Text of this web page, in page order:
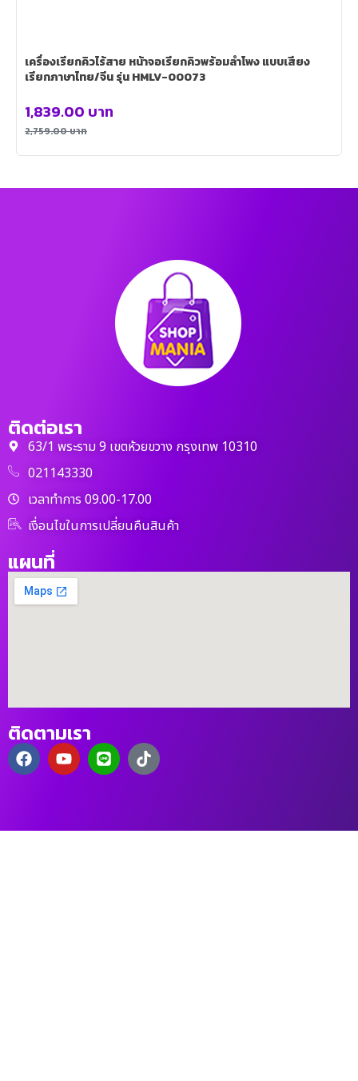
เครื่องเรียกคิวไร้สาย หน้าจอเรียกคิวพร้อมลำโพง แบบเสียง
เรียกภาษาไทย/จีน รุ่น HMLV-00073
2,759.00บาท
1,839.00 บาท
ติดต่อเรา
63/1 พระราม 9 เขตห้วยขวาง กรุงเทพ 10310
021143330
เวลาทำการ 09.00-17.00
เงื่อนไขในการเปลี่ยนคืนสินค้า
แผนที่
ติดตามเรา